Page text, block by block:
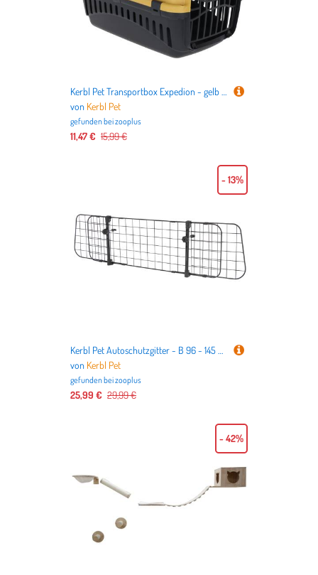
Kerbl Pet Transportbox Expedion - gelb / dunkelgrau: L 45 x B 30 x H 30 cm
von Kerbl Pet
gefunden beizooplus
11,47 € 15,99 €
Kerbl Pet Autoschutzgitter - B 96 - 145 x H 30 cm
von Kerbl Pet
gefunden beizooplus
25,99 € 29,99 €
- 13%
- 42%